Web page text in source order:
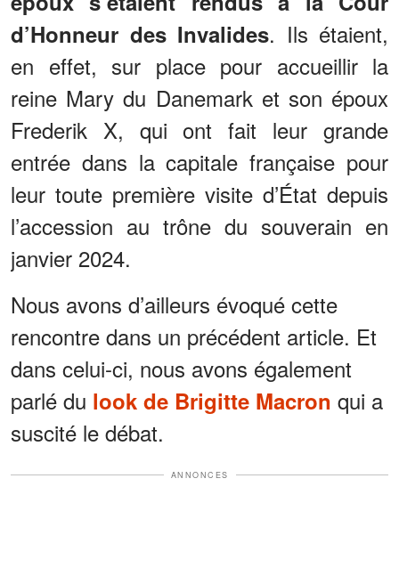
d’Honneur des Invalides. Ils étaient,
en effet, sur place pour accueillir la
reine Mary du Danemark et son époux
Frederik X, qui ont fait leur grande
entrée dans la capitale française pour
leur toute première visite d’État depuis
l’accession au trône du souverain en
janvier 2024.
Nous avons d’ailleurs évoqué cette
rencontre dans un précédent article. Et
dans celui-ci, nous avons également
parlé du look de Brigitte Macron qui a
suscité le débat.
ANNONCES